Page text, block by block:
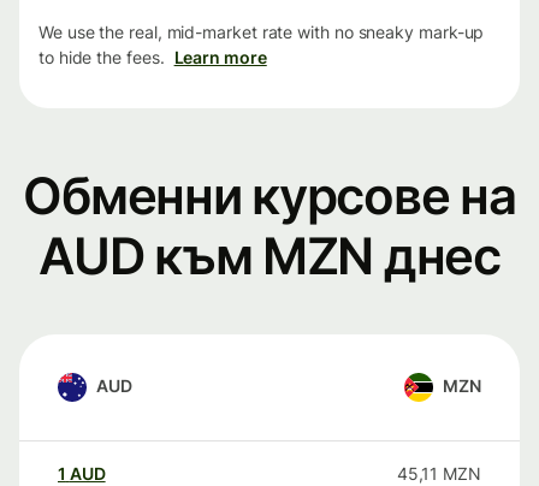
We use the real, mid-market rate with no sneaky mark-up
to hide the fees. Learn more
Обменни курсове на
AUD към MZN днес
AUD MZN
1 AUD 45,11 MZN